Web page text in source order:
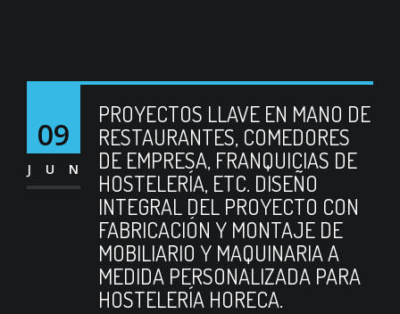
09
JUN
PROYECTOS LLAVE EN MANO DE
RESTAURANTES, COMEDORES
DE EMPRESA, FRANQUICIAS DE
HOSTELERÍA, ETC. DISEÑO
INTEGRAL DEL PROYECTO CON
FABRICACIÓN Y MONTAJE DE
MOBILIARIO Y MAQUINARIA A
MEDIDA PERSONALIZADA PARA
HOSTELERÍA HORECA.